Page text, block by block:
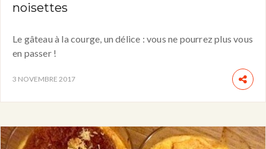
noisettes
Le gâteau à la courge, un délice : vous ne pourrez plus vous
en passer !
3 NOVEMBRE 2017